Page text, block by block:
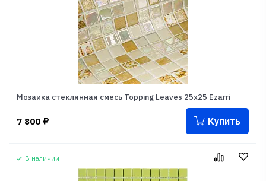
Мозаика стеклянная смесь Topping Leaves 25x25 Ezarri
7 800 ₽ Купить
В наличии